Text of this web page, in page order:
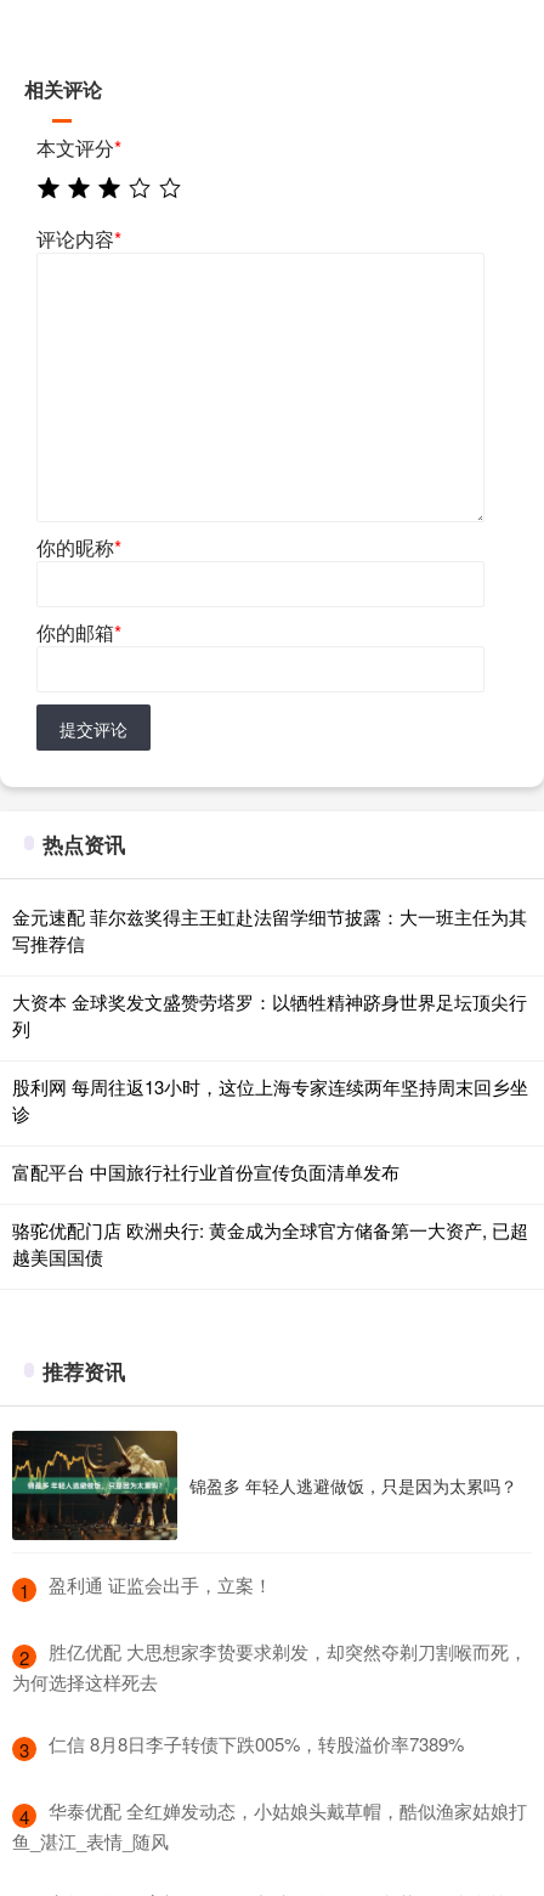
相关评论
本文评分*
评论内容*
你的昵称*
你的邮箱*
提交评论
热点资讯
金元速配 菲尔兹奖得主王虹赴法留学细节披露：大一班主任为其
写推荐信
大资本 金球奖发文盛赞劳塔罗：以牺牲精神跻身世界足坛顶尖行
列
股利网 每周往返13小时，这位上海专家连续两年坚持周末回乡坐
诊
富配平台 中国旅行社行业首份宣传负面清单发布
骆驼优配门店 欧洲央行: 黄金成为全球官方储备第一大资产, 已超
越美国国债
推荐资讯
锦盈多 年轻人逃避做饭，只是因为太累吗？
1 ​盈利通 证监会出手，立案！
2
​胜亿优配 大思想家李贽要求剃发，却突然夺剃刀割喉而死，
为何选择这样死去
3 ​仁信 8月8日李子转债下跌005%，转股溢价率7389%
4
​华泰优配 全红婵发动态，小姑娘头戴草帽，酷似渔家姑娘打
鱼_湛江_表情_随风